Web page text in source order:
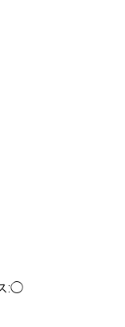
:◯